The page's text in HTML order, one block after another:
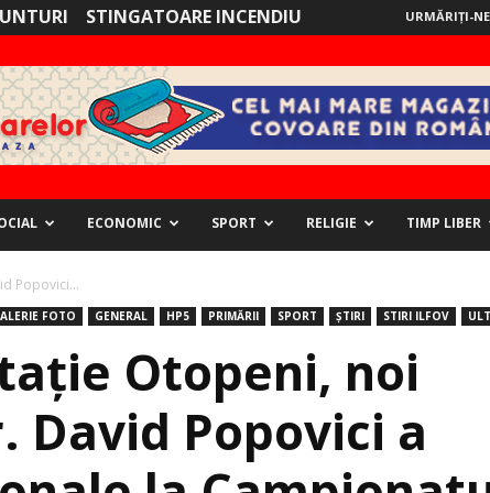
STINGATOARE INCENDIU URMĂRIȚI-NE
ECONOMIC SPORT RELIGIE TIMP LIBER
Popovici...
FOTO GENERAL HP5 PRIMĂRII SPORT ȘTIRI STIRI ILFOV
Otopeni, noi
Popovici a